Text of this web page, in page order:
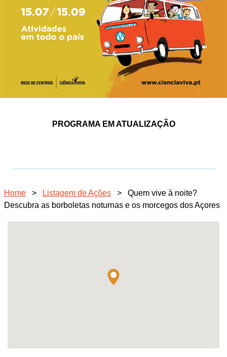
PROGRAMA EM ATUALIZAÇÃO
Home > Listagem de Ações >
Quem vive à noite?
Descubra as borboletas noturnas e os morcegos dos Açores